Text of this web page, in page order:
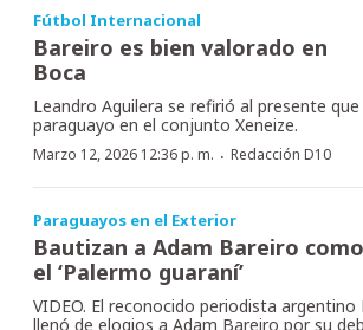
Fútbol Internacional
Bareiro es bien valorado en
Boca
Leandro Aguilera se refirió al presente
paraguayo en el conjunto Xeneize.
Marzo 12, 2026 12:36 p. m. · Redacción D10
Paraguayos en el Exterior
Bautizan a Adam Bareiro como
el ‘Palermo guaraní’
VIDEO. El reconocido periodista argentino
llenó de elogios a Adam Bareiro por su